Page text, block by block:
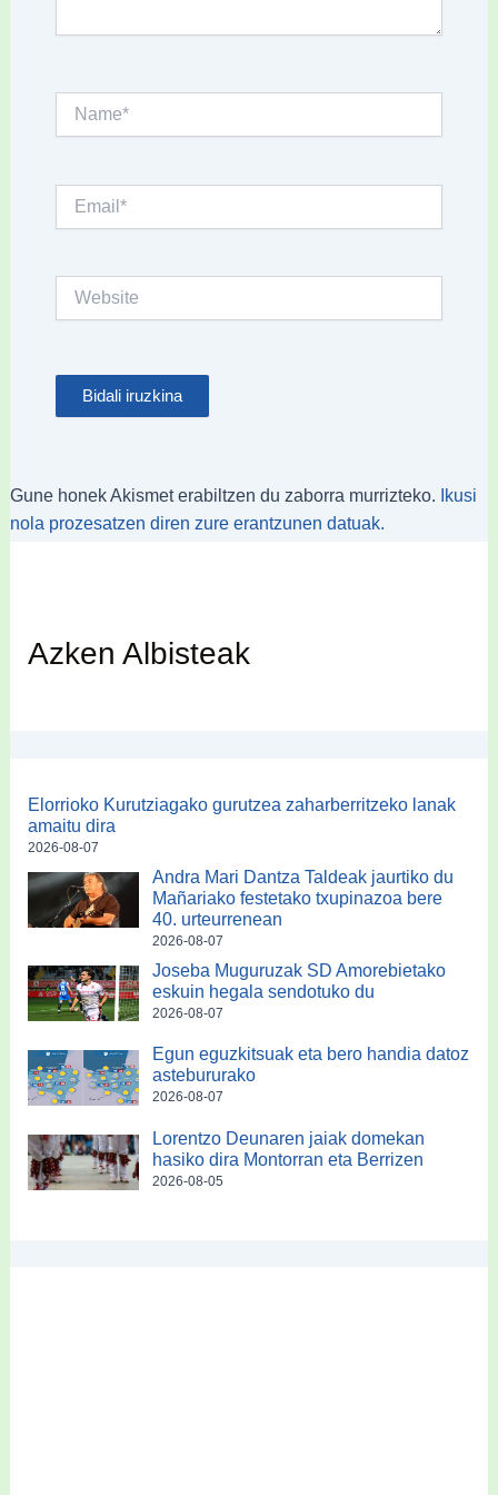
Website
Gune honek Akismet erabiltzen du zaborra murrizteko.
Ikusi
nola prozesatzen diren zure erantzunen datuak.
Azken Albisteak
Elorrioko Kurutziagako gurutzea zaharberritzeko lanak
amaitu dira
2026-08-07
Andra Mari Dantza Taldeak jaurtiko du
Mañariako festetako txupinazoa bere
40. urteurrenean
2026-08-07
Joseba Muguruzak SD Amorebietako
eskuin hegala sendotuko du
2026-08-07
Egun eguzkitsuak eta bero handia datoz
astebururako
2026-08-07
Lorentzo Deunaren jaiak domekan
hasiko dira Montorran eta Berrizen
2026-08-05